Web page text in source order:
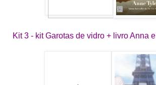
Kit 3 - kit Garotas de vidro + livro Anna